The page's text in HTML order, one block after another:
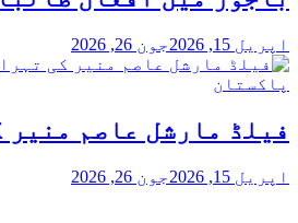
اپریل 15, 2026 جون 26, 2026
پاکستان
فیلڈ مارشل عاصم
اپریل 15, 2026 جون 26, 2026